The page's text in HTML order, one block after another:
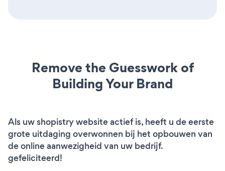
Remove the Guesswork of
Building Your Brand
Als uw shopistry website actief is, heeft u de eerste
grote uitdaging overwonnen bij het opbouwen van
de online aanwezigheid van uw bedrijf.
gefeliciteerd!